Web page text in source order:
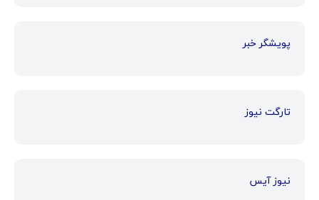
پویشگر خبر
تارگت نیوز
نیوز آیس